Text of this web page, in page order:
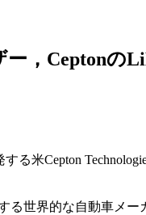
ー，Ceptonの
る米Cepton
る世界的な自動車メ